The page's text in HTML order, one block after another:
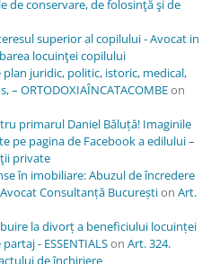
de conservare, de folosinţă şi de
superior al copilului - Avocat in
locuinţei copilului
juridic, politic, istoric, medical,
ORTODOXIAÎNCATACOMBEon
primarul Daniel Băluță! Imaginile
pe pagina de Facebook a edilului –
private
în imobiliare: Abuzul de încredere
Consultanță Bucureștion Art.
la divorț a beneficiului locuinței
- ESSENTIALSon Art. 324.
de închiriere